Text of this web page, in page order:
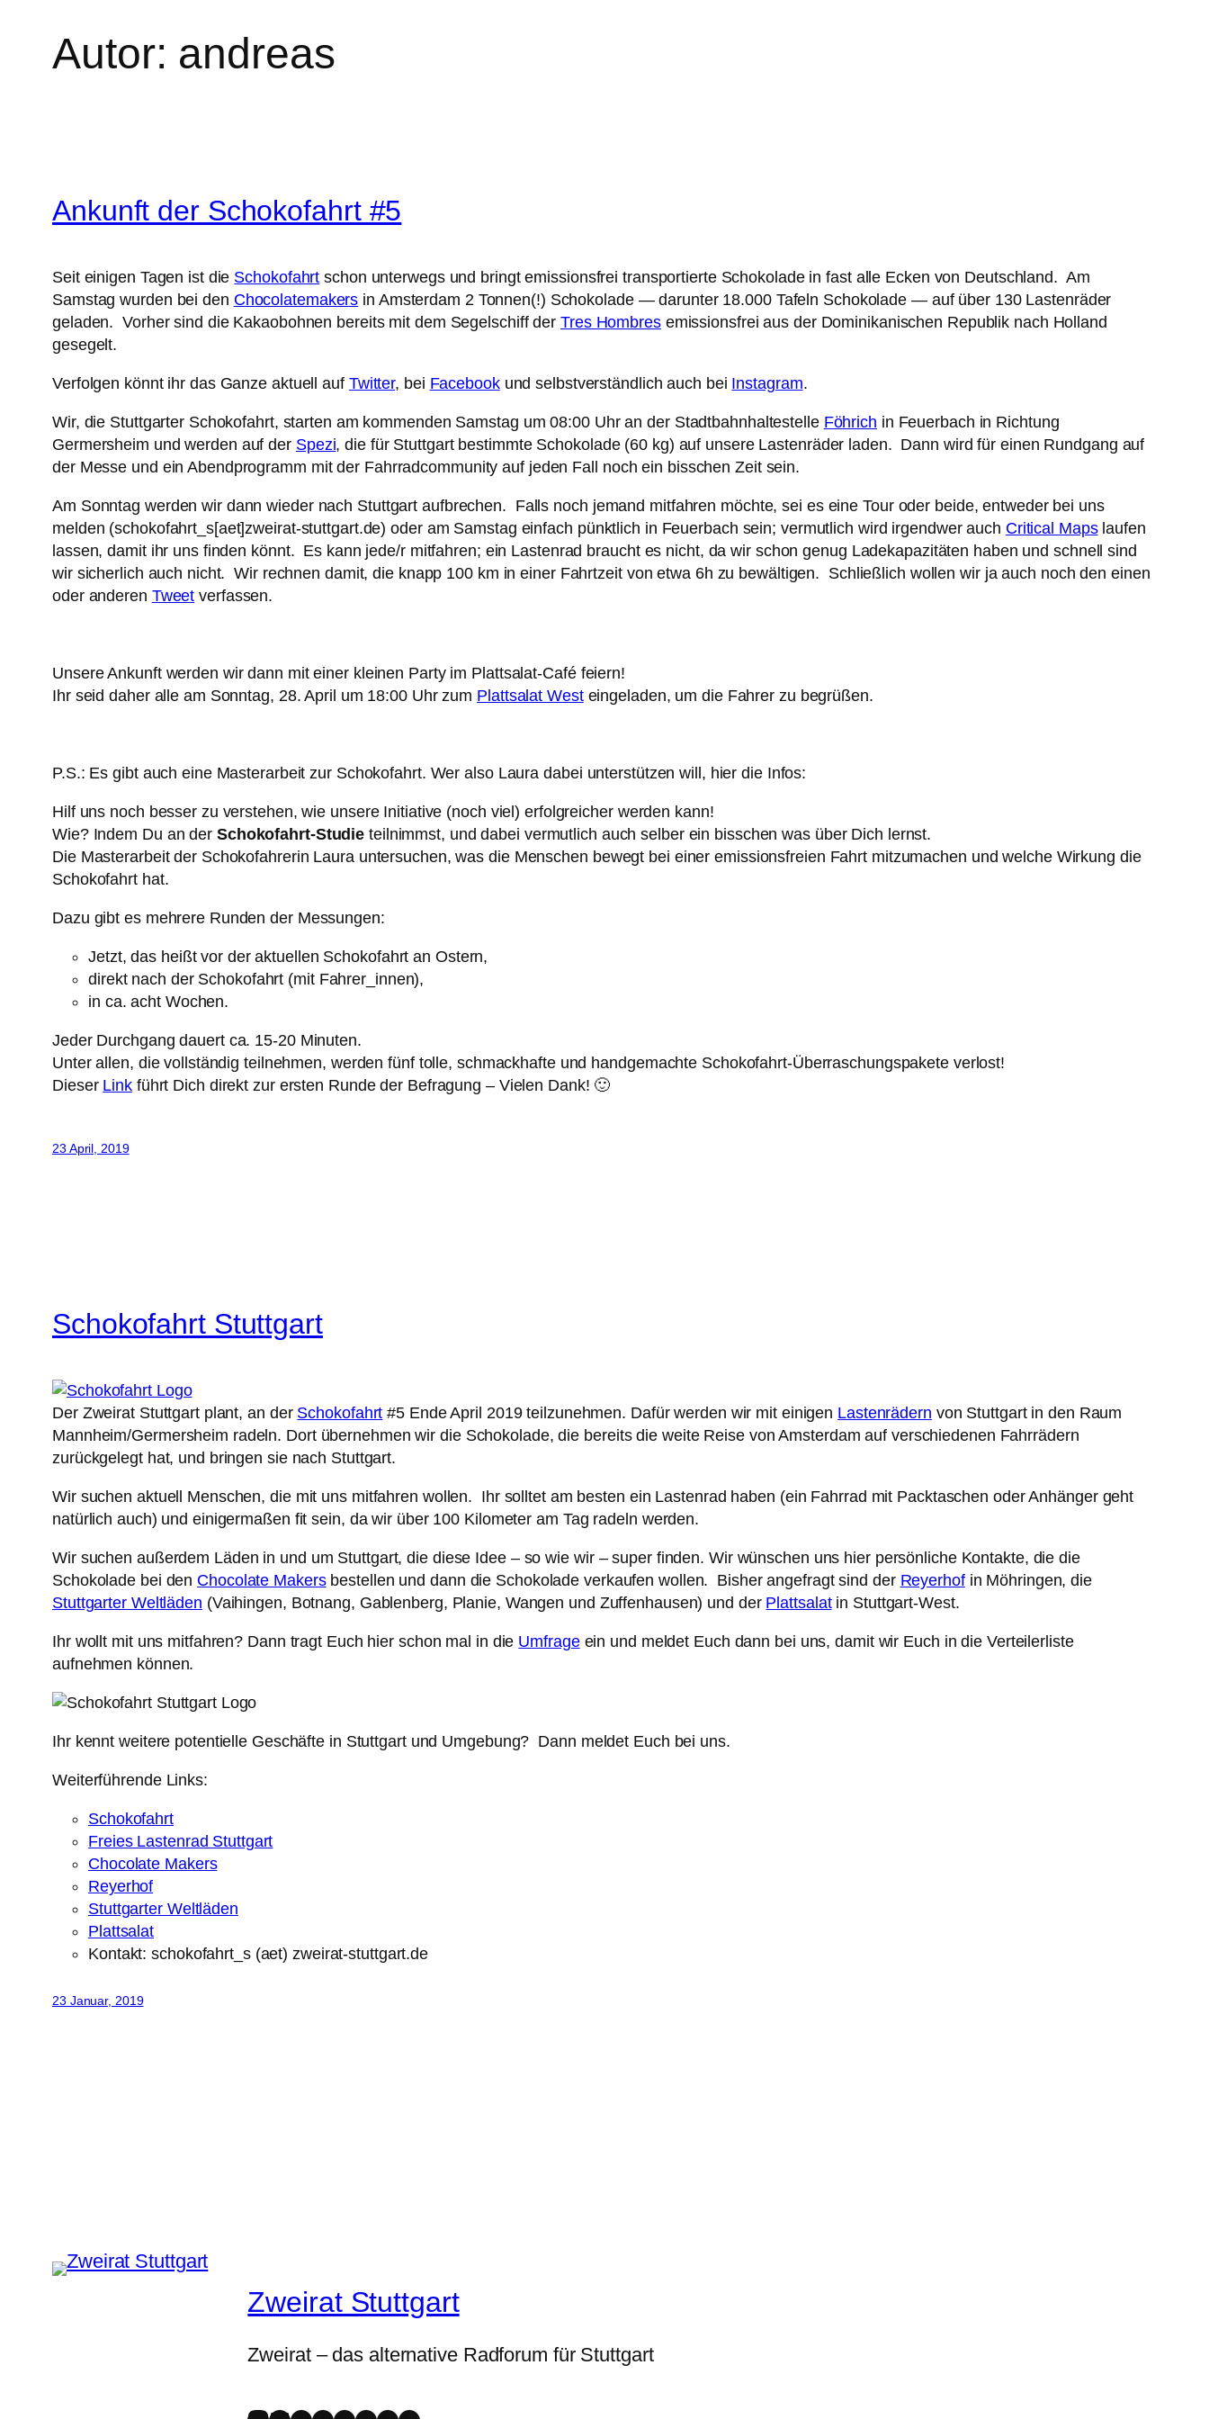
Autor: andreas
Ankunft der Schokofahrt #5
Seit einigen Tagen ist die Schokofahrt schon unterwegs und bringt emissionsfrei transportierte Schokolade in fast alle Ecken von Deutschland. Am
Samstag wurden bei den Chocolatemakers in Amsterdam 2 Tonnen(!) Schokolade — darunter 18.000 Tafeln Schokolade — auf über 130 Lastenräder
geladen. Vorher sind die Kakaobohnen bereits mit dem Segelschiff der Tres Hombresemissionsfrei aus der Dominikanischen Republik nach Holland
gesegelt.
Verfolgen könnt ihr das Ganze aktuell auf Twitter, bei Facebookund selbstverständlich auch bei Instagram.
Wir, die Stuttgarter Schokofahrt, starten am kommenden Samstag um 08:00 Uhr an der Stadtbahnhaltestelle Föhrich in Feuerbach in Richtung
Germersheim und werden auf der Spezi, die für Stuttgart bestimmte Schokolade (60 kg) auf unsere Lastenräder laden. Dann wird für einen Rundgang auf
der Messe und ein Abendprogramm mit der Fahrradcommunity auf jeden Fall noch ein bisschen Zeit sein.
Am Sonntag werden wir dann wieder nach Stuttgart aufbrechen. Falls noch jemand mitfahren möchte, sei es eine Tour oder beide, entweder bei uns
melden (schokofahrt_s[aet]zweirat-stuttgart.de) oder am Samstag einfach pünktlich in Feuerbach sein; vermutlich wird irgendwer auch Critical Mapslaufen
lassen, damit ihr uns finden könnt. Es kann jede/r mitfahren; ein Lastenrad braucht es nicht, da wir schon genug Ladekapazitäten haben und schnell sind
wir sicherlich auch nicht. Wir rechnen damit, die knapp 100 km in einer Fahrtzeit von etwa 6h zu bewältigen. Schließlich wollen wir ja auch noch den einen
oder anderen Tweet verfassen.
Unsere Ankunft werden wir dann mit einer kleinen Party im Plattsalat-Café feiern!
Ihr seid daher alle am Sonntag, 28. April um 18:00 Uhr zum Plattsalat Westeingeladen, um die Fahrer zu begrüßen.
P.S.: Es gibt auch eine Masterarbeit zur Schokofahrt. Wer also Laura dabei unterstützen will, hier die Infos:
Hilf uns noch besser zu verstehen, wie unsere Initiative (noch viel) erfolgreicher werden kann!
Wie? Indem Du an der Schokofahrt-Studie teilnimmst, und dabei vermutlich auch selber ein bisschen was über Dich lernst.
Die Masterarbeit der Schokofahrerin Laura untersuchen, was die Menschen bewegt bei einer emissionsfreien Fahrt mitzumachen und welche Wirkung die
Schokofahrt hat.
Dazu gibt es mehrere Runden der Messungen:
Jetzt, das heißt vor der aktuellen Schokofahrt an Ostern,
direkt nach der Schokofahrt (mit Fahrer_innen),
in ca. acht Wochen.
Jeder Durchgang dauert ca. 15-20 Minuten.
Unter allen, die vollständig teilnehmen, werden fünf tolle, schmackhafte und handgemachte Schokofahrt-Überraschungspakete verlost!
Dieser Linkführt Dich direkt zur ersten Runde der Befragung – Vielen Dank! 🙂
23 April, 2019
Schokofahrt Stuttgart
Der Zweirat Stuttgart plant, an der Schokofahrt #5 Ende April 2019 teilzunehmen. Dafür werden wir mit einigen Lastenrädern von Stuttgart in den Raum
Mannheim/Germersheim radeln. Dort übernehmen wir die Schokolade, die bereits die weite Reise von Amsterdam auf verschiedenen Fahrrädern
zurückgelegt hat, und bringen sie nach Stuttgart.
Wir suchen aktuell Menschen, die mit uns mitfahren wollen. Ihr solltet am besten ein Lastenrad haben (ein Fahrrad mit Packtaschen oder Anhänger geht
natürlich auch) und einigermaßen fit sein, da wir über 100 Kilometer am Tag radeln werden.
Wir suchen außerdem Läden in und um Stuttgart, die diese Idee – so wie wir – super finden. Wir wünschen uns hier persönliche Kontakte, die die
Schokolade bei den Chocolate Makersbestellen und dann die Schokolade verkaufen wollen. Bisher angefragt sind der Reyerhofin Möhringen, die
Stuttgarter Weltläden (Vaihingen, Botnang, Gablenberg, Planie, Wangen und Zuffenhausen) und der Plattsalatin Stuttgart-West.
Ihr wollt mit uns mitfahren? Dann tragt Euch hier schon mal in die Umfrageein und meldet Euch dann bei uns, damit wir Euch in die Verteilerliste
aufnehmen können.
Ihr kennt weitere potentielle Geschäfte in Stuttgart und Umgebung? Dann meldet Euch bei uns.
Weiterführende Links:
Schokofahrt
Freies Lastenrad Stuttgart
Chocolate Makers
Reyerhof
Stuttgarter Weltläden
Plattsalat
Kontakt: schokofahrt_s (aet) zweirat-stuttgart.de
23 Januar, 2019
Zweirat Stuttgart
Zweirat – das alternative Radforum für Stuttgart